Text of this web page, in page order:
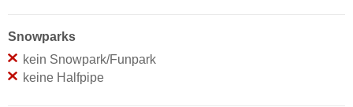
Snowparks
kein Snowpark/Funpark
keine Halfpipe